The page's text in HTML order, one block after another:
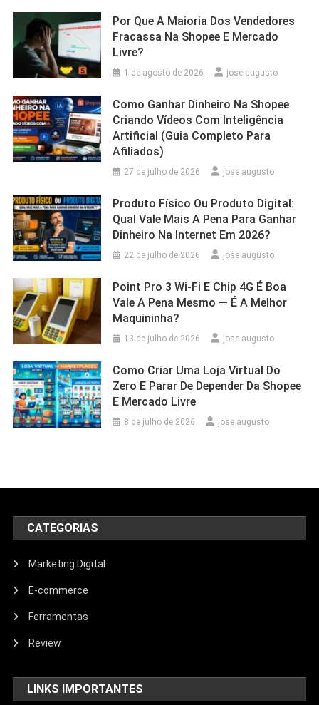
Por Que A Maioria Dos Vendedores
Fracassa Na Shopee E Mercado
Livre?
1 de agosto de 2026 jose augusto
Como Ganhar Dinheiro Na Shopee
Criando Vídeos Com Inteligência
Artificial (Guia Completo Para
Afiliados)
27 de julho de 2026 jose augusto
Produto Físico Ou Produto Digital:
Qual Vale Mais A Pena Para Ganhar
Dinheiro Na Internet Em 2026?
22 de julho de 2026 jose augusto
Point Pro 3 Wi‑Fi E Chip 4G É Boa
Vale A Pena Mesmo — É A Melhor
Maquininha?
13 de julho de 2026 jose augusto
Como Criar Uma Loja Virtual Do
Zero E Parar De Depender Da Shopee
E Mercado Livre
8 de julho de 2026 jose augusto
CATEGORIAS
Marketing Digital
E-commerce
Ferramentas
Review
LINKS IMPORTANTES